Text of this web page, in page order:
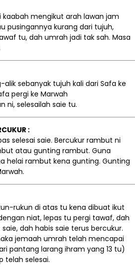
kaabah mengikut arah lawan jam
pusingannya kurang dari tujuh,
tu, dah umrah jadi tak sah. Masa
alik sebanyak tujuh kali dari Safa ke
pergi ke Marwah
ni, selesailah saie tu.
:
selesai saie. Bercukur rambut ni
atau gunting rambut. Guna
helai rambut kena gunting. Gunting
rukun di atas tu kena dibuat ikut
niat, lepas tu pergi tawaf, dah
dah habis saie terus bercukur.
jemaah umrah telah mencapai
pantang larang ihram yang 13 tu)
telah selesai.